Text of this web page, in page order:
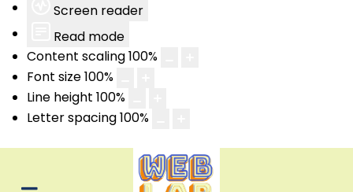
Screen reader
Read mode
Content scaling100%
Font size100%
Line height 100%
Letter spacing100%